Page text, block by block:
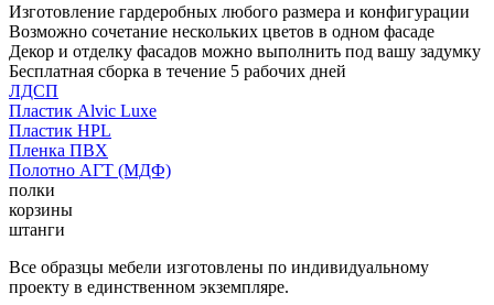
Изготовление гардеробных любого размера и конфигурации
Возможно сочетание нескольких цветов в одном фасаде
Декор и отделку фасадов можно выполнить под вашу задумку
Бесплатная сборка в течение 5 рабочих дней
ЛДСП
Пластик Alvic Luxe
Пластик HPL
Пленка ПВХ
Полотно АГТ (МДФ)
полки
корзины
штанги
Все образцы мебели изготовлены по индивидуальному
проекту в единственном экземпляре.